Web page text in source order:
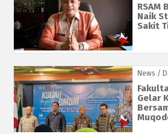
RSAM
Naik
Sakit
News /
Gelar